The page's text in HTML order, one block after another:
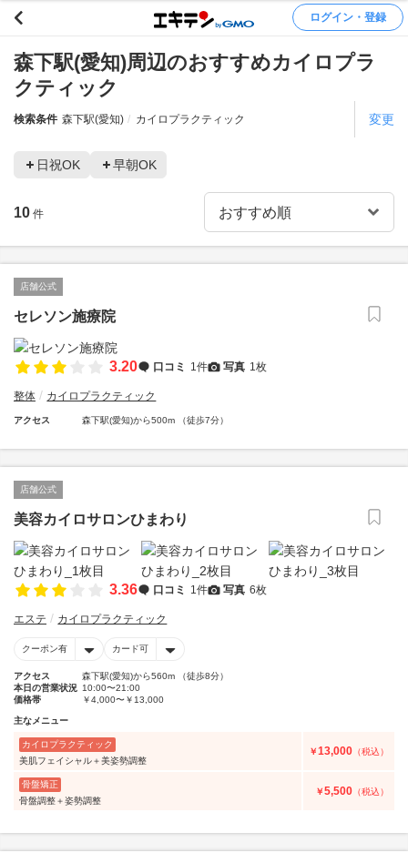
ログイン・登録
森下駅(愛知)周辺のおすすめカイロプラ
クティック
検索条件 森下駅(愛知) カイロプラクティック 変更
日祝OK 早朝OK
10 件
店舗公式
セレソン施療院
3.20 口コミ 1件 写真 1枚
整体 カイロプラクティック
アクセス 森下駅(愛知)から500m （徒歩7分）
店舗公式
美容カイロサロンひまわり
3.36 口コミ 1件 写真 6枚
エステ カイロプラクティック
クーポン有 カード可
アクセス
森下駅(愛知)から560m （徒歩8分）
本日の営業状況 10:00〜21:00
価格帯
￥4,000〜￥13,000
主なメニュー
カイロプラクティック
美肌フェイシャル＋美姿勢調整
￥13,000 （税込）
骨盤矯正
骨盤調整＋姿勢調整
￥5,500 （税込）